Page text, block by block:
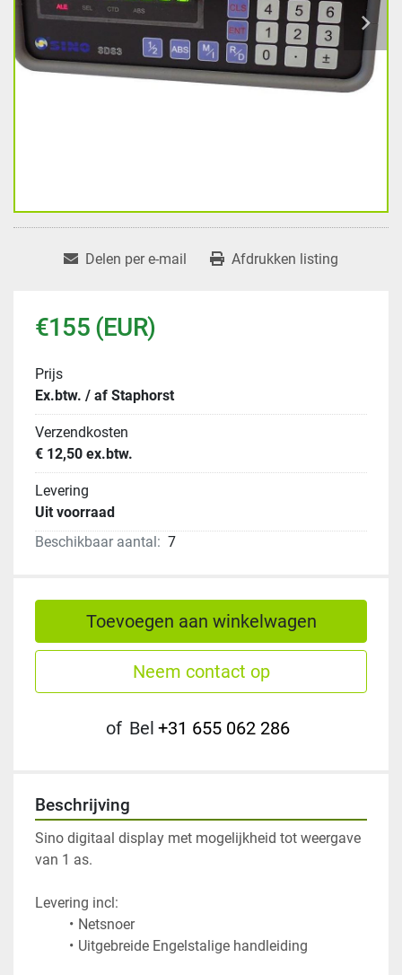
Delen per e-mail Afdrukken listing
€155 (EUR)
Prijs
Ex.btw. / af Staphorst
Verzendkosten
€ 12,50 ex.btw.
Levering
Uit voorraad
Beschikbaar aantal: 7
Toevoegen aan winkelwagen
Neem contact op
of Bel +31 655 062 286
Beschrijving
Sino digitaal display met mogelijkheid tot weergave
Netsnoer
Uitgebreide Engelstalige handleiding